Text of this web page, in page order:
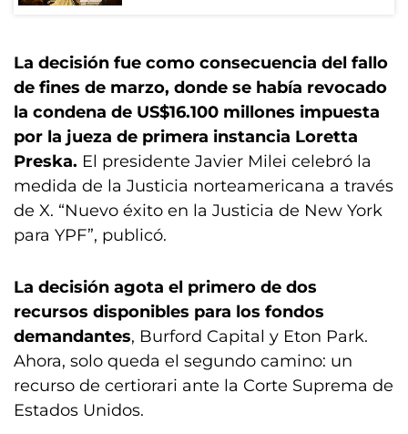
La decisión fue como consecuencia del fallo
de fines de marzo, donde se había revocado
la condena de US$16.100 millones impuesta
por la jueza de primera instancia Loretta
Preska. El presidente Javier Milei celebró la
medida de la Justicia norteamericana a través
de X. “Nuevo éxito en la Justicia de New York
para YPF”, publicó.
La decisión agota el primero de dos
recursos disponibles para los fondos
demandantes, Burford Capital y Eton Park.
Ahora, solo queda el segundo camino: un
recurso de certiorari ante la Corte Suprema de
Estados Unidos.